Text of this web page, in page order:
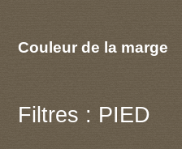
Couleur de la marge
Filtres : PIED